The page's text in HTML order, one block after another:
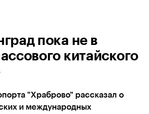
пока не в
китайского
"Храброво" рассказал о
и международных